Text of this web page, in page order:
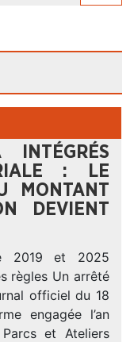
INTÉGRÉS
: LE
MONTANT
DEVIENT
2019 et 2025
règles Un arrêté
officiel du 18
engagée l’an
et Ateliers